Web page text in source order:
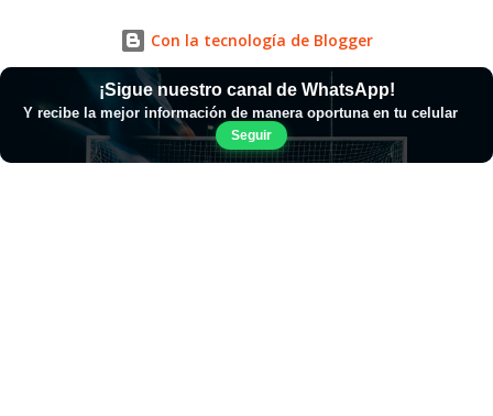
Con la tecnología de Blogger
¡Sigue nuestro canal de WhatsApp!
Y recibe la mejor información de manera oportuna en tu celular
Seguir